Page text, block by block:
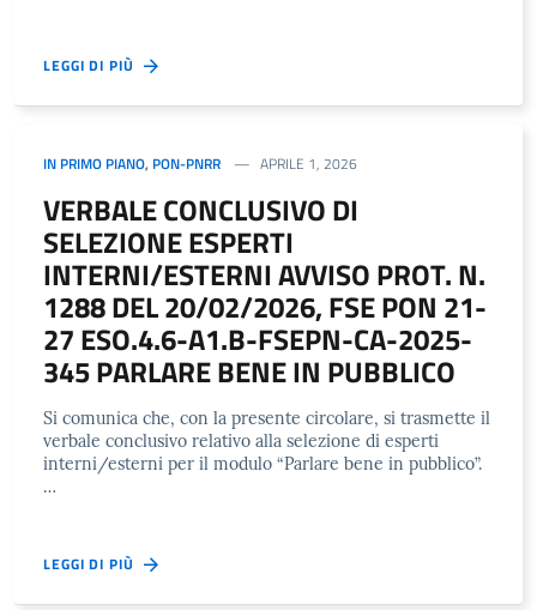
LEGGI DI PIÙ
IN PRIMO PIANO, PON-PNRR APRILE 1, 2026
VERBALE CONCLUSIVO DI
SELEZIONE ESPERTI
INTERNI/ESTERNI AVVISO PROT. N.
1288 DEL 20/02/2026, FSE PON 21-
27 ESO.4.6-A1.B-FSEPN-CA-2025-
345 PARLARE BENE IN PUBBLICO
Si comunica che, con la presente circolare, si trasmette il
verbale conclusivo relativo alla selezione di esperti
interni/esterni per il modulo “Parlare bene in pubblico”.
…
LEGGI DI PIÙ